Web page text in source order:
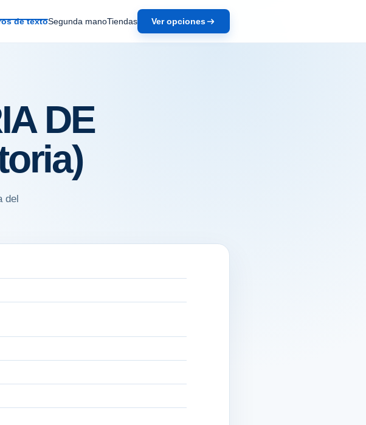
de textoSegunda manoTiendas Ver opciones
DE
del